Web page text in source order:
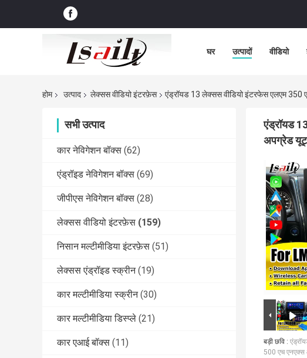
घर उत्पादों वीडियो
होम उत्पाद लेक्सस वीडियो इंटरफ़ेस एंड्रॉयड 13 लेक्सस वीडियो इंटरफेस एलएम 350
सभी उत्पाद
कार नेविगेशन बॉक्स (62)
एंड्रॉइड नेविगेशन बॉक्स (69)
जीपीएस नेविगेशन बॉक्स (28)
लेक्सस वीडियो इंटरफ़ेस (159)
निसान मल्टीमीडिया इंटरफ़ेस (51)
लेक्सस एंड्रॉइड स्क्रीन (19)
कार मल्टीमीडिया स्क्रीन (30)
कार मल्टीमीडिया डिस्प्ले (21)
कार एआई बॉक्स (11)
एंड्रॉयड
अपग्रेड
बड़ी छवि :
500 एच एनएक्स